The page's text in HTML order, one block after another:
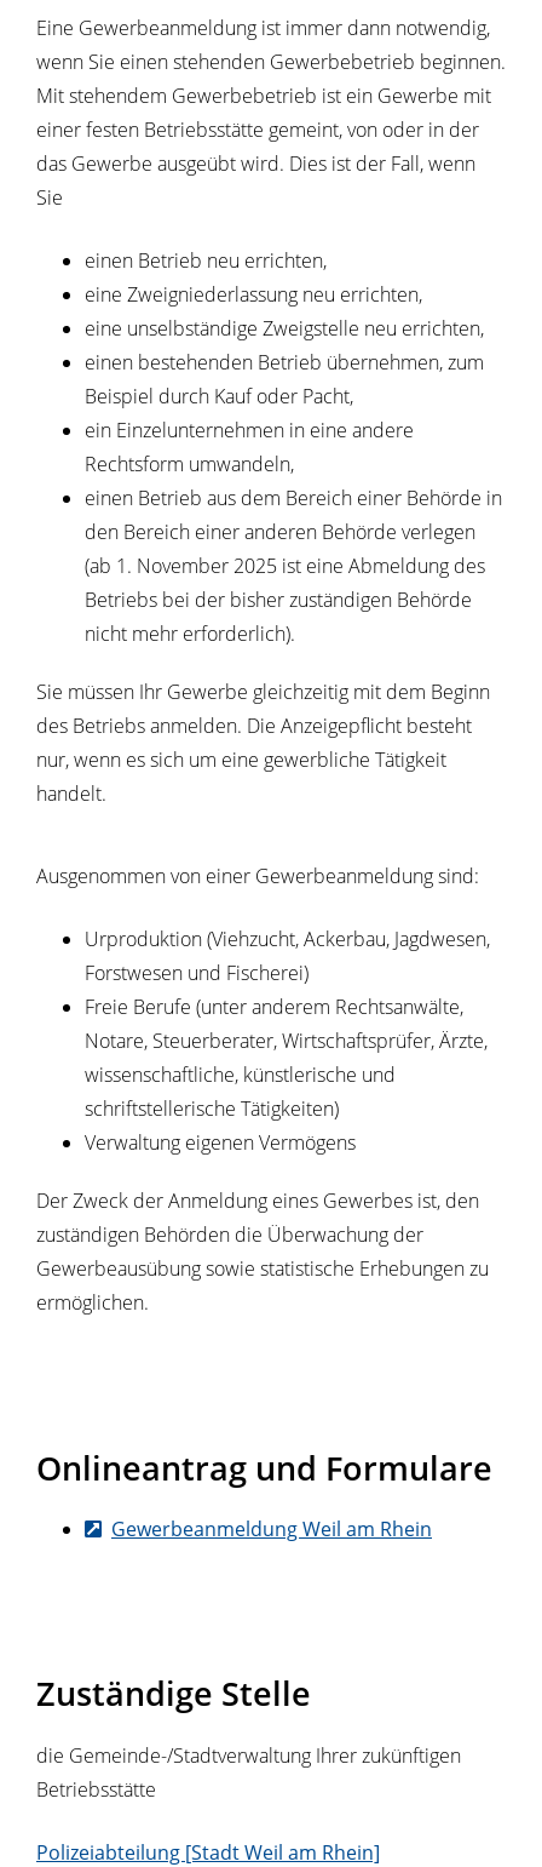
Eine Gewerbeanmeldung ist immer dann notwendig,
wenn Sie einen stehenden Gewerbebetrieb beginnen.
Mit stehendem Gewerbebetrieb ist ein Gewerbe mit
einer festen Betriebsstätte gemeint, von oder in der
das Gewerbe ausgeübt wird. Dies ist der Fall, wenn
Sie
einen Betrieb neu errichten,
eine Zweigniederlassung neu errichten,
eine unselbständige Zweigstelle neu errichten,
einen bestehenden Betrieb übernehmen, zum
Beispiel durch Kauf oder Pacht,
ein Einzelunternehmen in eine andere
Rechtsform umwandeln,
einen Betrieb aus dem Bereich einer Behörde in
den Bereich einer anderen Behörde verlegen
(ab 1. November 2025 ist eine Abmeldung des
Betriebs bei der bisher zuständigen Behörde
nicht mehr erforderlich).
Sie müssen Ihr Gewerbe gleichzeitig mit dem Beginn
des Betriebs anmelden. Die Anzeigepflicht besteht
nur, wenn es sich um eine gewerbliche Tätigkeit
handelt.
Ausgenommen von einer Gewerbeanmeldung sind:
Urproduktion (Viehzucht, Ackerbau, Jagdwesen,
Forstwesen und Fischerei)
Freie Berufe (unter anderem Rechtsanwälte,
Notare, Steuerberater, Wirtschaftsprüfer, Ärzte,
wissenschaftliche, künstlerische und
schriftstellerische Tätigkeiten)
Verwaltung eigenen Vermögens
Der Zweck der Anmeldung eines Gewerbes ist, den
zuständigen Behörden die Überwachung der
Gewerbeausübung sowie statistische Erhebungen zu
ermöglichen.
Onlineantrag und Formulare
Gewerbeanmeldung Weil am Rhein
Zuständige Stelle
die Gemeinde-/Stadtverwaltung Ihrer zukünftigen
Betriebsstätte
Polizeiabteilung [Stadt Weil am Rhein]